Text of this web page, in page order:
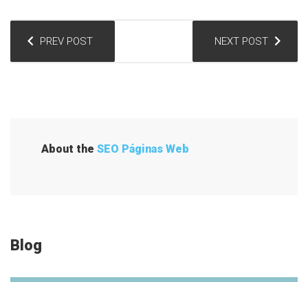
a
n
PREV POST NEXT POST
About the SEO Páginas Web
Blog